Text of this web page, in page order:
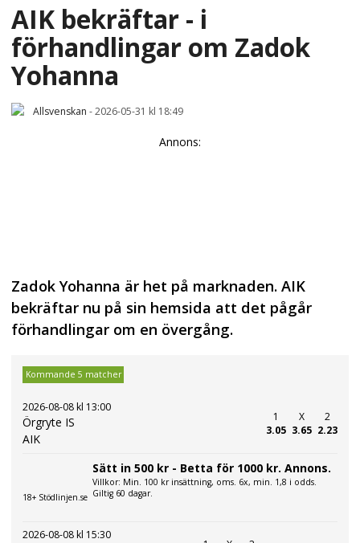
AIK bekräftar - i
förhandlingar om Zadok
Yohanna
Allsvenskan -2026-05-31 kl 18:49
Annons:
Zadok Yohanna är het på marknaden. AIK
bekräftar nu på sin hemsida att det pågår
förhandlingar om en övergång.
Kommande 5 matcher
2026-08-08 kl 13:00
Örgryte IS
AIK
1
3.05
X
3.65
2
2.23
18+ Stödlinjen.se
Sätt in 500 kr - Betta för 1000 kr. Annons.
Villkor: Min. 100 kr insättning, oms. 6x, min. 1,8 i odds.
Giltig 60 dagar.
2026-08-08 kl 15:30